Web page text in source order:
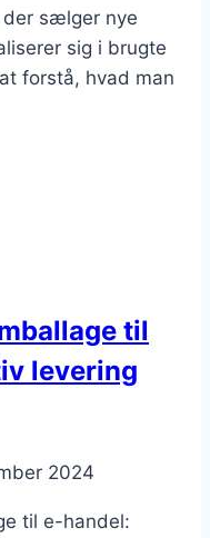
sælger nye
sig i brugte
forstå, hvad man
til
levering
2024
til e-handel: